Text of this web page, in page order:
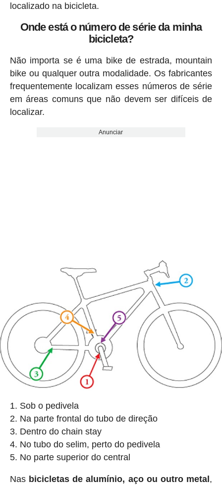
localizado na bicicleta.
Onde está o número de série da minha
bicicleta?
Não importa se é uma bike de estrada, mountain
bike ou qualquer outra modalidade. Os fabricantes
frequentemente localizam esses números de série
em áreas comuns que não devem ser difíceis de
localizar.
Anunciar
Sob o pedivela
Na parte frontal do tubo de direção
Dentro do chain stay
No tubo do selim, perto do pedivela
No parte superior do central
Nas bicicletas de alumínio, aço ou outro metal ,